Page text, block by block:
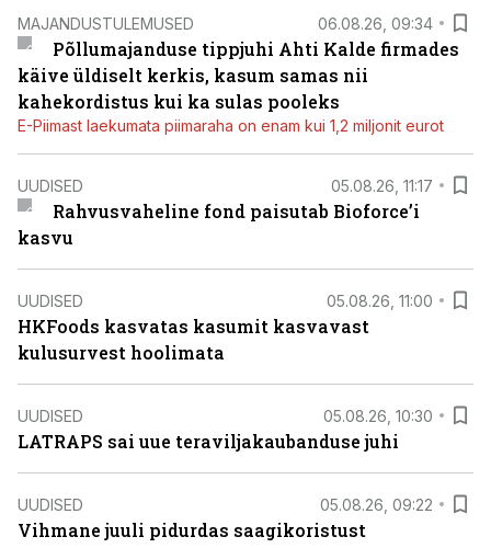
MAJANDUSTULEMUSED 06.08.26, 09:34
Põllumajanduse tippjuhi Ahti Kalde firmades
käive üldiselt kerkis, kasum samas nii
kahekordistus kui ka sulas pooleks
E-Piimast laekumata piimaraha on enam kui 1,2 miljonit eurot
UUDISED 05.08.26, 11:17
Rahvusvaheline fond paisutab Bioforce’i
kasvu
UUDISED 05.08.26, 11:00
HKFoods kasvatas kasumit kasvavast
kulusurvest hoolimata
UUDISED 05.08.26, 10:30
LATRAPS sai uue teraviljakaubanduse juhi
UUDISED 05.08.26, 09:22
Vihmane juuli pidurdas saagikoristust